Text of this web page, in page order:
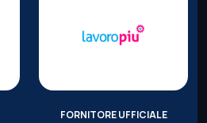
FORNITORE UFFICIALE